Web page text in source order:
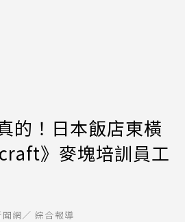
的！日本飯店東橫
》麥塊培訓員工
網／ 綜合報導